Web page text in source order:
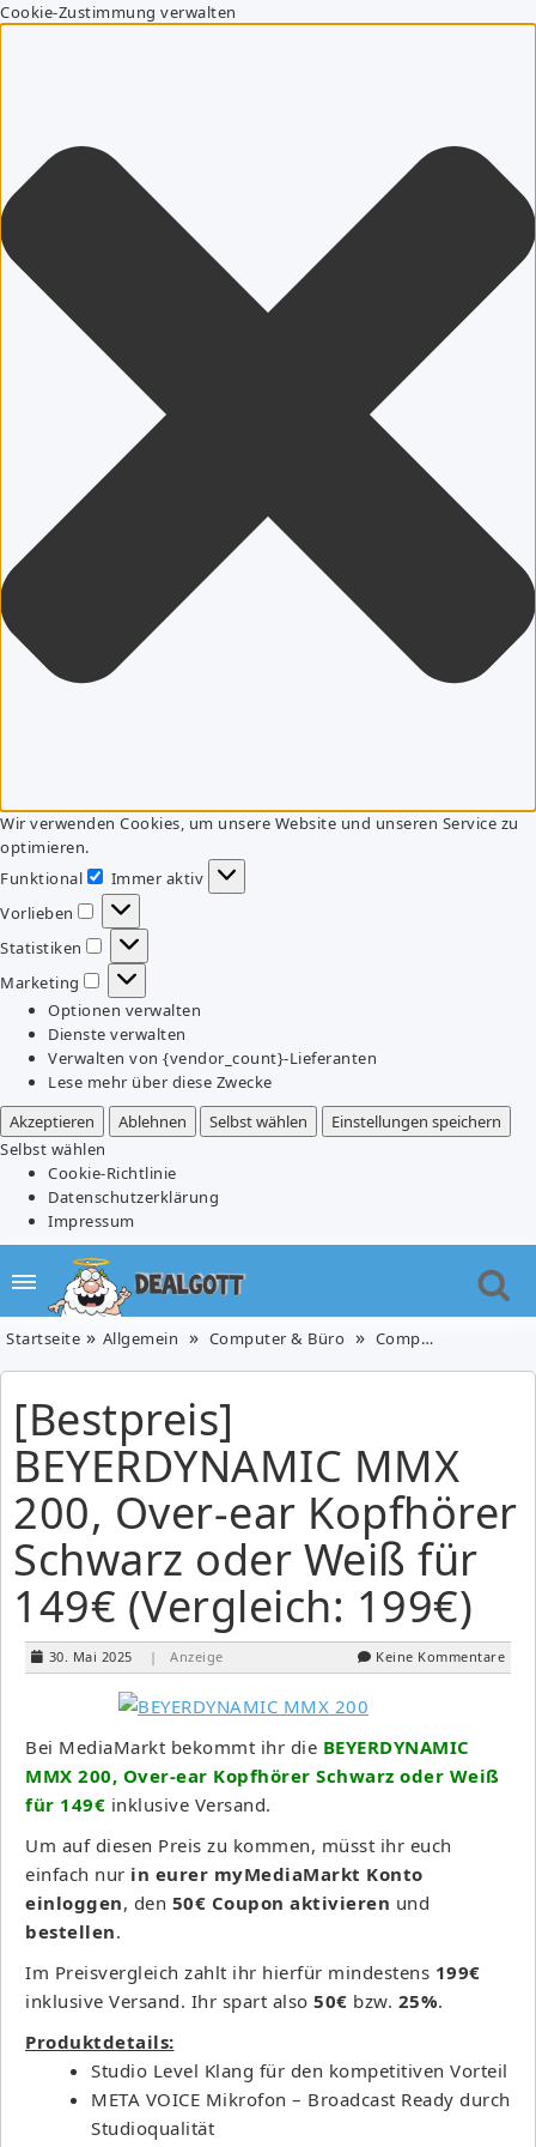
Cookie-Zustimmung verwalten
Wir verwenden Cookies, um unsere Website und unseren Service zu
optimieren.
Funktional
Funktional
Immer aktiv
Vorlieben
Vorlieben
Statistiken
Statistiken
Marketing
Marketing
Optionen verwalten
Dienste verwalten
Verwalten von {vendor_count}-Lieferanten
Lese mehr über diese Zwecke
Akzeptieren
Ablehnen Selbst wählen
Einstellungen speichern
Selbst wählen
Cookie-Richtlinie
Datenschutzerklärung
Impressum
Startseite Allgemein Computer & Büro Computerzubehör
[Bestpreis]
BEYERDYNAMIC MMX
200, Over-ear Kopfhörer
Schwarz oder Weiß für
149€ (Vergleich: 199€)
30. Mai 2025 | Anzeige Keine Kommentare
Bei MediaMarkt bekommt ihr die BEYERDYNAMIC
MMX 200, Over-ear Kopfhörer Schwarz oder Weiß
für 149€ inklusive Versand.
Um auf diesen Preis zu kommen, müsst ihr euch
einfach nur in eurer myMediaMarkt Konto
einloggen, den 50€ Coupon aktivieren und
bestellen.
Im Preisvergleich zahlt ihr hierfür mindestens 199€
inklusive Versand. Ihr spart also 50€ bzw. 25%.
Produktdetails:
Studio Level Klang für den kompetitiven Vorteil
META VOICE Mikrofon – Broadcast Ready durch
Studioqualität